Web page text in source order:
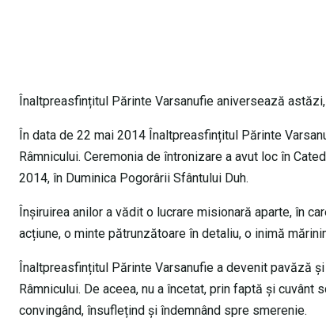
Înaltpreasfințitul Părinte Varsanufie aniversează
În data de 22 mai 2014 Înaltpreasfințitul Părinte
Râmnicului. Ceremonia de întronizare a avut loc în
2014, în Duminica Pogorârii Sfântului Duh.
Înșiruirea anilor a vădit o lucrare misionară aparte, în
acțiune, o minte pătrunzătoare în detaliu, o inimă
Înaltpreasfințitul Părinte Varsanufie a devenit pavăză
Râmnicului. De aceea, nu a încetat, prin faptă și
convingând, însuflețind și îndemnând spre smerenie.